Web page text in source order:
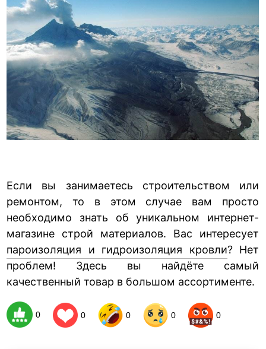
Если вы занимаетесь строительством или
ремонтом, то в этом случае вам просто
необходимо знать об уникальном интернет-
магазине строй материалов. Вас интересует
пароизоляция и гидроизоляция кровли? Нет
проблем! Здесь вы найдёте самый
качественный товар в большом ассортименте.
0 0 0 0 0